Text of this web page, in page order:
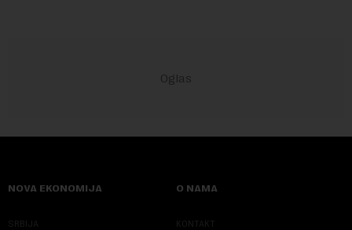
NOVA EKONOMIJA
SRBIJA
O NAMA
KONTAKT